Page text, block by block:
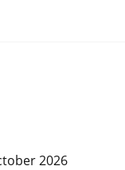
2026